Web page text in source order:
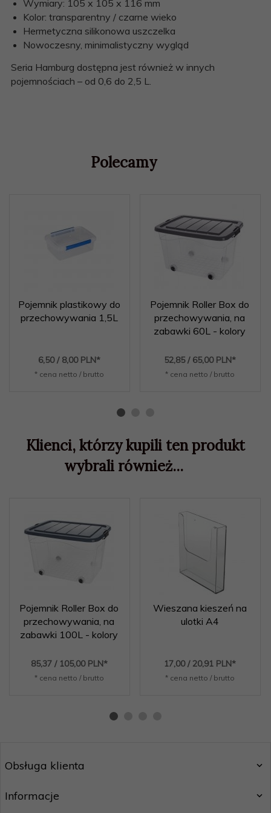
Wymiary: 105 x 105 x 116 mm
Kolor: transparentny / czarne wieko
Hermetyczna silikonowa uszczelka
Nowoczesny, minimalistyczny wygląd
Seria Hamburg dostępna jest również w innych
pojemnościach – od 0,6 do 2,5 L.
Polecamy
Pojemnik plastikowy do
przechowywania 1,5L
6,50 / 8,00 PLN*
* cena netto / brutto
Pojemnik Roller Box do
przechowywania, na
zabawki 60L - kolory
52,85 / 65,00 PLN*
* cena netto / brutto
Klienci, którzy kupili ten produkt
wybrali również...
Pojemnik Roller Box do
przechowywania, na
zabawki 100L - kolory
85,37 / 105,00 PLN*
* cena netto / brutto
Wieszana kieszeń na
ulotki A4
17,00 / 20,91 PLN*
* cena netto / brutto
Obsługa klienta
Informacje